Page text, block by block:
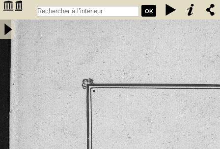
OK
Extrait des coutumes données aux habitants de la chastellenie de
Fumel par les seigneurs de Fumel. Les coustumes, en langage
gascon sont de l'an 1265 et l'Extrait de l'an 1297 -